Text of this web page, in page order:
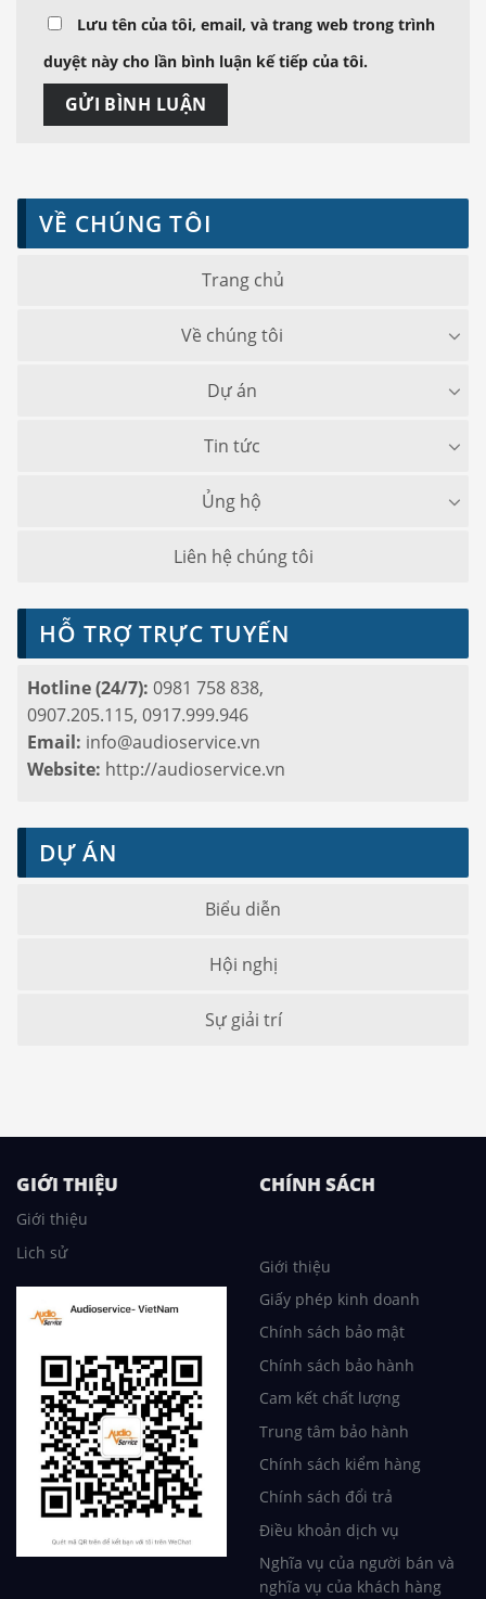
Lưu tên của tôi, email, và trang web trong trình
duyệt này cho lần bình luận kế tiếp của tôi.
VỀ CHÚNG TÔI
Trang chủ
Về chúng tôi
Dự án
Tin tức
Ủng hộ
Liên hệ chúng tôi
HỖ TRỢ TRỰC TUYẾN
Hotline (24/7): 0981 758 838,
0907.205.115, 0917.999.946
Email: info@audioservice.vn
Website: http://audioservice.vn
DỰ ÁN
Biểu diễn
Hội nghị
Sự giải trí
GIỚI THIỆU
Giới thiệu
Lich sử
CHÍNH SÁCH
Giới thiệu
Giấy phép kinh doanh
Chính sách bảo mật
Chính sách bảo hành
Cam kết chất lượng
Trung tâm bảo hành
Chính sách kiểm hàng
Chính sách đổi trả
Điều khoản dịch vụ
Nghĩa vụ của người bán và
nghĩa vụ của khách hàng